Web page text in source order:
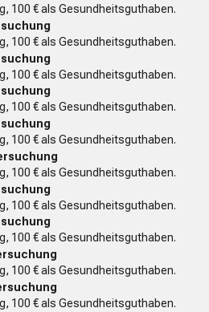
100 € als Gesundheitsguthaben.
100 € als Gesundheitsguthaben.
100 € als Gesundheitsguthaben.
100 € als Gesundheitsguthaben.
100 € als Gesundheitsguthaben.
100 € als Gesundheitsguthaben.
100 € als Gesundheitsguthaben.
100 € als Gesundheitsguthaben.
100 € als Gesundheitsguthaben.
100 € als Gesundheitsguthaben.